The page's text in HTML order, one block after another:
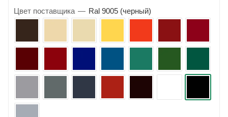
Цвет поставщика — Ral 9005 (черный)